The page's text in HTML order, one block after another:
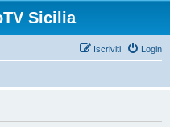
Sicilia
Login
Iscriviti